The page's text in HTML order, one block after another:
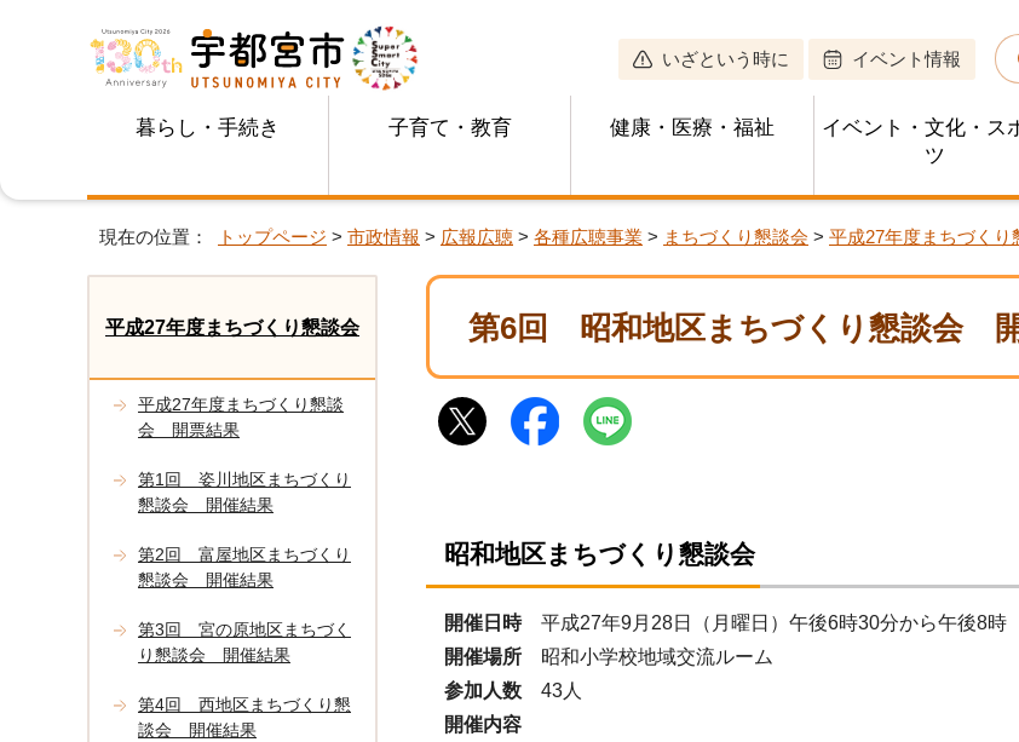
いざという時に イベント情報
暮らし・手続き 子育て・教育 健康・医療・福祉
イベント・文化・ス
ツ
現在の位置： トップページ > 市政情報 > 広報広聴 > 各種広聴事業 > まちづくり懇談会 > 平成27年度まちづくり
第6回 昭和地区まちづくり懇談会
昭和地区まちづくり懇談会
開催日時 平成27年9月28日（月曜日）午後6時30分から午後8時
開催場所 昭和小学校地域交流ルーム
参加人数 43人
開催内容
平成27年度まちづくり懇談会
平成27年度まちづくり懇談
会 開票結果
第1回 姿川地区まちづくり
懇談会 開催結果
第2回 富屋地区まちづくり
懇談会 開催結果
第3回 宮の原地区まちづく
り懇談会 開催結果
第4回 西地区まちづくり懇
談会 開催結果